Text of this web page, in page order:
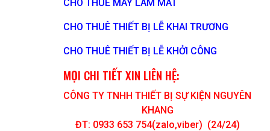
CHO THUÊ MÁY LÀM MÁT
CHO THUÊ THIẾT BỊ LỄ KHAI TRƯƠNG
CHO THUÊ THIẾT BỊ LỄ KHỞI CÔNG
MỌI CHI TIẾT XIN LIÊN HỆ:
CÔNG TY TNHH THIẾT BỊ SỰ KIỆN NGUYÊN
KHANG
ĐT: 0933 653 754(zalo,viber) (24/24)